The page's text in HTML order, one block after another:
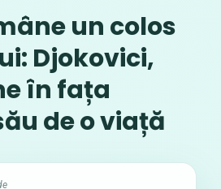
un colos
Djokovici,
în fața
de o viață